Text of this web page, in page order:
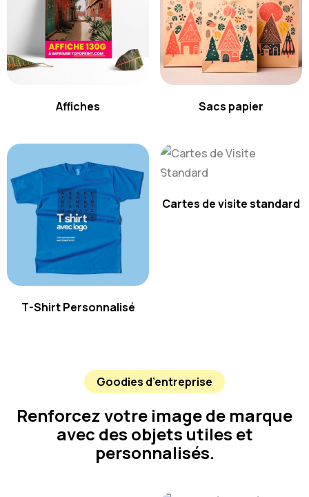
Affiches Sacs papier
T-Shirt Personnalisé
Cartes de visite standard
Goodies d’entreprise
Renforcez votre image de marque
avec des objets utiles et
personnalisés.